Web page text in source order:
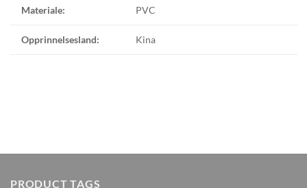
Materiale: PVC
Opprinnelsesland: Kina
PRODUCT TAGS